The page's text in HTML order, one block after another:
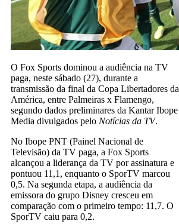
O Fox Sports dominou a audiência na TV
paga, neste sábado (27), durante a
transmissão da final da Copa Libertadores da
América, entre Palmeiras x Flamengo,
segundo dados preliminares da Kantar Ibope
Media divulgados pelo Notícias da TV.
No Ibope PNT (Painel Nacional de
Televisão) da TV paga, a Fox Sports
alcançou a liderança da TV por assinatura e
pontuou 11,1, enquanto o SporTV marcou
0,5. Na segunda etapa, a audiência da
emissora do grupo Disney cresceu em
comparação com o primeiro tempo: 11,7. O
SporTV caiu para 0,2.